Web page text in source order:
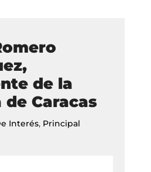
de la
de Caracas
Interés, Principal